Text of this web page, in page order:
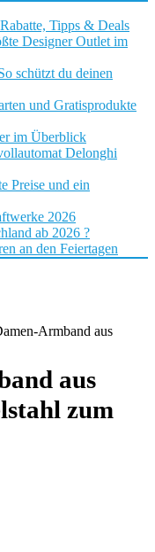
Tipps & Deals
Designer Outlet im
schützt du deinen
und Gratisprodukte
im Überblick
Delonghi
Preise und ein
2026
ab 2026 ?
an den Feiertagen
Armband aus
aus
zum